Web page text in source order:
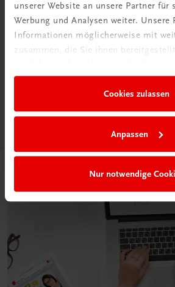
unserer Website an unsere Partner für
Werbung und Analysen weiter. Unsere
Informationen möglicherweise mit
zusammen, die Sie ihnen
Cookies zulassen
Anpassen
Nur notwendige
Neu in der DigiBox
Klassenzimmer“